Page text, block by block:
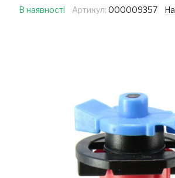
В наявності Артикул: 000009357